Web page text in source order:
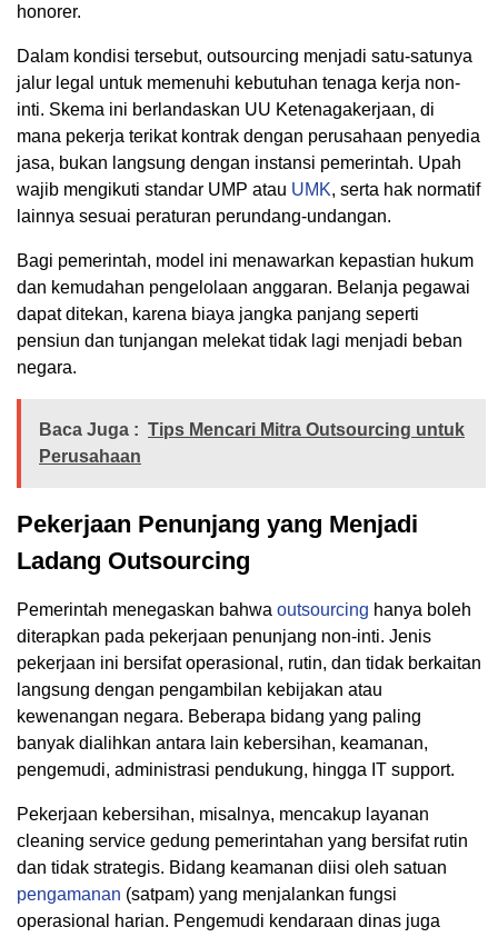
honorer.
Dalam kondisi tersebut, outsourcing menjadi satu-satunya
jalur legal untuk memenuhi kebutuhan tenaga kerja non-
inti. Skema ini berlandaskan UU Ketenagakerjaan, di
mana pekerja terikat kontrak dengan perusahaan penyedia
jasa, bukan langsung dengan instansi pemerintah. Upah
wajib mengikuti standar UMP atau UMK, serta hak normatif
lainnya sesuai peraturan perundang-undangan.
Bagi pemerintah, model ini menawarkan kepastian hukum
dan kemudahan pengelolaan anggaran. Belanja pegawai
dapat ditekan, karena biaya jangka panjang seperti
pensiun dan tunjangan melekat tidak lagi menjadi beban
negara.
Baca Juga : Tips Mencari Mitra Outsourcing untuk
Perusahaan
Pekerjaan Penunjang yang Menjadi
Ladang Outsourcing
Pemerintah menegaskan bahwa outsourcing hanya boleh
diterapkan pada pekerjaan penunjang non-inti. Jenis
pekerjaan ini bersifat operasional, rutin, dan tidak berkaitan
langsung dengan pengambilan kebijakan atau
kewenangan negara. Beberapa bidang yang paling
banyak dialihkan antara lain kebersihan, keamanan,
pengemudi, administrasi pendukung, hingga IT support.
Pekerjaan kebersihan, misalnya, mencakup layanan
cleaning service gedung pemerintahan yang bersifat rutin
dan tidak strategis. Bidang keamanan diisi oleh satuan
pengamanan (satpam) yang menjalankan fungsi
operasional harian. Pengemudi kendaraan dinas juga